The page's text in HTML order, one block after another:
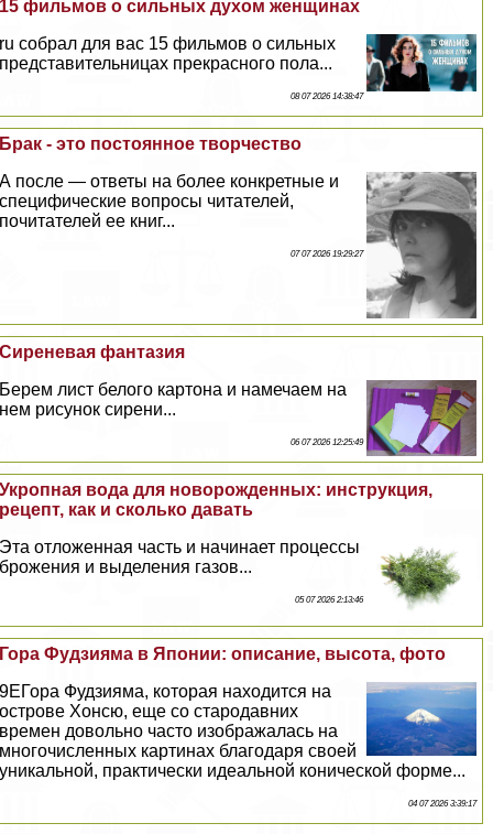
15 фильмов о сильных духом женщинах
ru собрал для вас 15 фильмов о сильных
представительницах прекрасного пола...
08 07 2026 14:38:47
Бpaк - это постоянное творчество
А после — ответы на более конкретные и
специфические вопросы читателей,
почитателей ее книг...
07 07 2026 19:29:27
Сиреневая фантазия
Берем лист белого картона и намечаем на
нем рисунок сирени...
06 07 2026 12:25:49
Укропная вода для новорожденных: инструкция,
рецепт, как и сколько давать
Эта отложенная часть и начинает процессы
брожения и выделения газов...
05 07 2026 2:13:46
Гора Фудзияма в Японии: описание, высота, фото
9EГора Фудзияма, которая находится на
острове Хонсю, еще со стародавних
времен довольно часто изображалась на
многочисленных картинах благодаря своей
уникальной, пpaктически идеальной конической форме...
04 07 2026 3:39:17